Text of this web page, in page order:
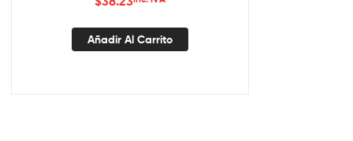
Añadir Al Carrito